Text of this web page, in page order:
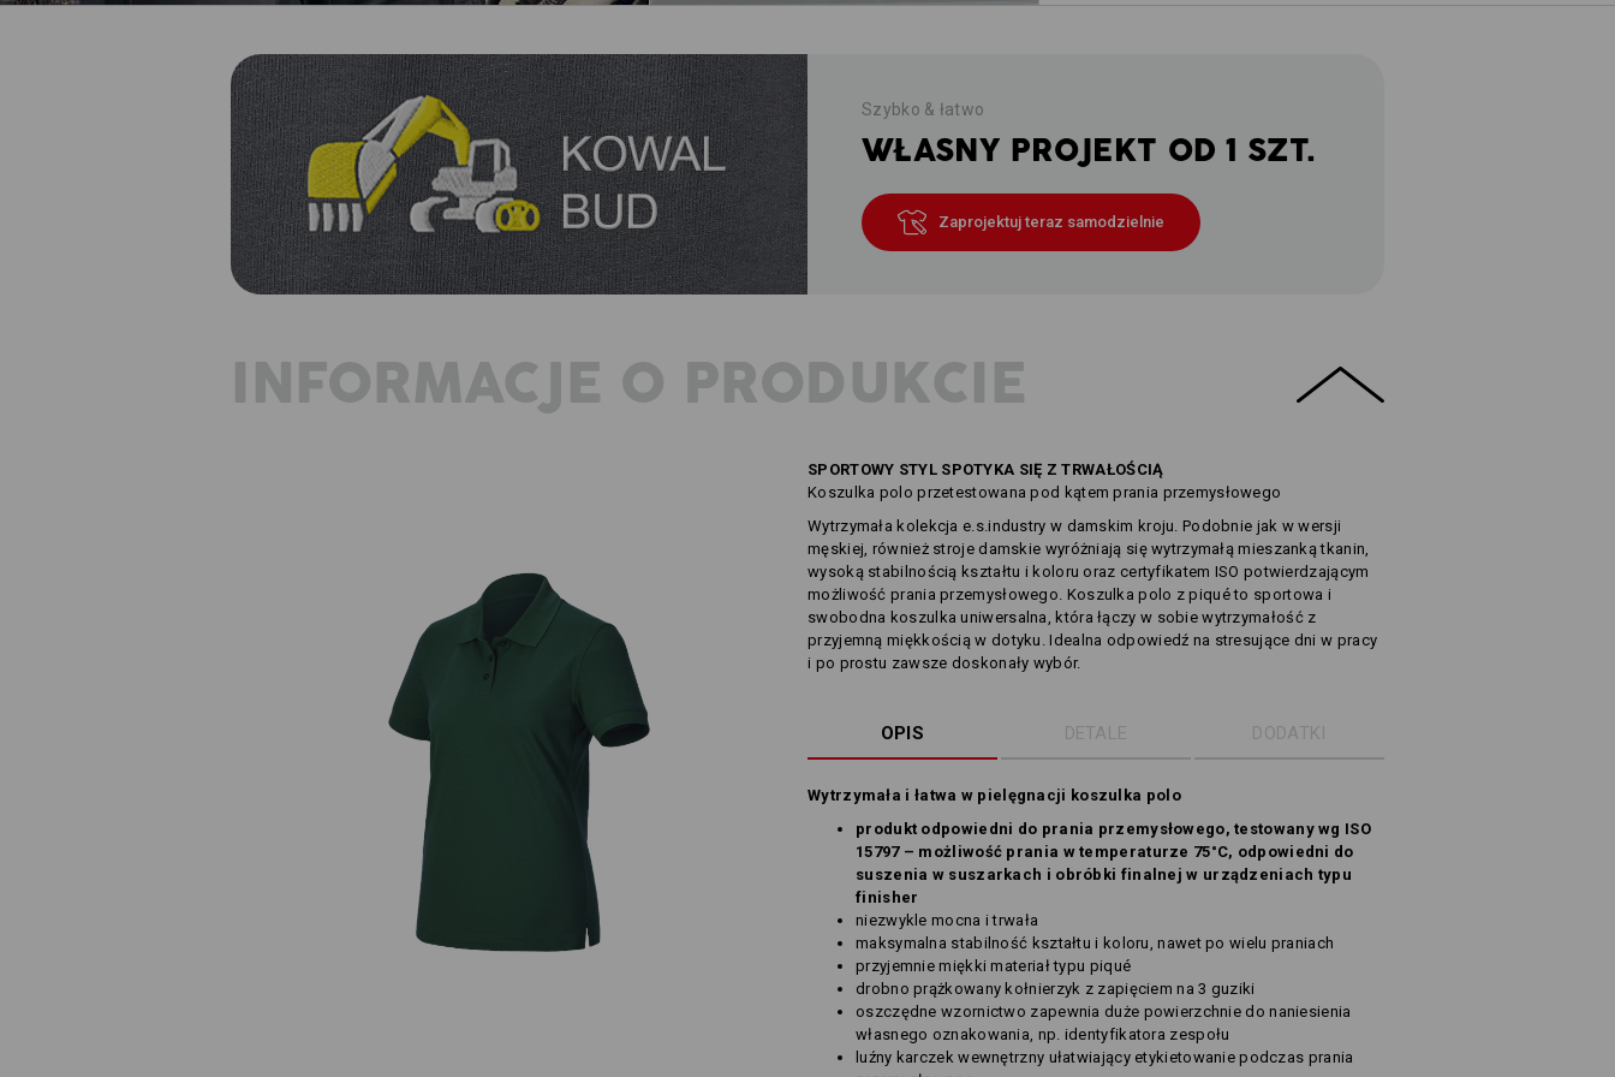
Szybko & łatwo
WŁASNY PROJEKT OD 1 SZT.
Zaprojektuj teraz samodzielnie
INFORMACJE O PRODUKCIE
SPORTOWY STYL SPOTYKA SIĘ Z TRWAŁOŚCIĄ
Koszulka polo przetestowana pod kątem prania przemysłowego
Wytrzymała kolekcja e.s.industry w damskim kroju. Podobnie jak w wersji
męskiej, również stroje damskie wyróżniają się wytrzymałą mieszanką tkanin,
wysoką stabilnością kształtu i koloru oraz certyfikatem ISO potwierdzającym
możliwość prania przemysłowego. Koszulka polo z piqué to sportowa i
swobodna koszulka uniwersalna, która łączy w sobie wytrzymałość z
przyjemną miękkością w dotyku. Idealna odpowiedź na stresujące dni w pracy
i po prostu zawsze doskonały wybór.
OPIS DETALE DODATKI
Wytrzymała i łatwa w pielęgnacji koszulka polo
produkt odpowiedni do prania przemysłowego, testowany wg ISO
15797 – możliwość prania w temperaturze 75°C, odpowiedni do
suszenia w suszarkach i obróbki finalnej w urządzeniach typu
finisher
niezwykle mocna i trwała
maksymalna stabilność kształtu i koloru, nawet po wielu praniach
przyjemnie miękki materiał typu piqué
drobno prążkowany kołnierzyk z zapięciem na 3 guziki
oszczędne wzornictwo zapewnia duże powierzchnie do naniesienia
własnego oznakowania, np. identyfikatora zespołu
luźny karczek wewnętrzny ułatwiający etykietowanie podczas prania